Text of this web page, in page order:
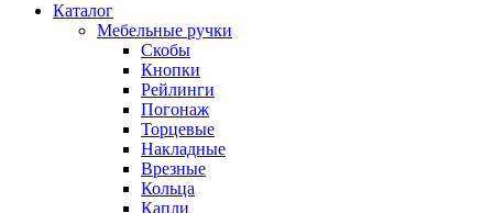
Каталог
Мебельные ручки
Скобы
Кнопки
Рейлинги
Погонаж
Торцевые
Накладные
Врезные
Кольца
Капли